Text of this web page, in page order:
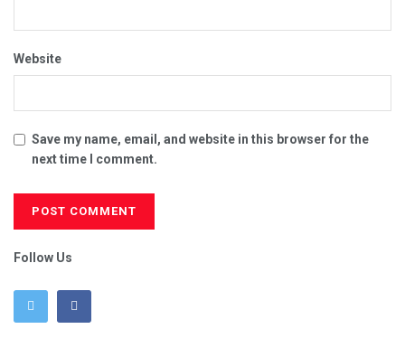
Website
Save my name, email, and website in this browser for the
next time I comment.
Follow Us